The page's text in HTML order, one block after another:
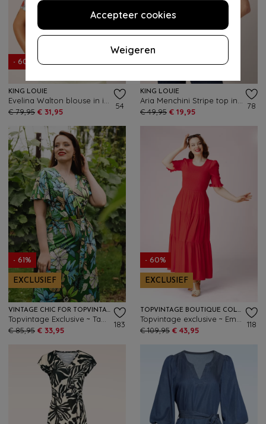
Accepteer cookies
Weigeren
- 60%
KING LOUIE
€ 79,95 € 31,95
54
- 60%
KING LOUIE
€ 49,95 € 19,95
78
- 61%
EXCLUSIEF
VINTAGE CHIC FOR TOPVINTAGE
€ 85,95 € 33,95
183
- 60%
EXCLUSIEF
TOPVINTAGE BOUTIQUE COLLECTION
€ 109,95 € 43,95
118